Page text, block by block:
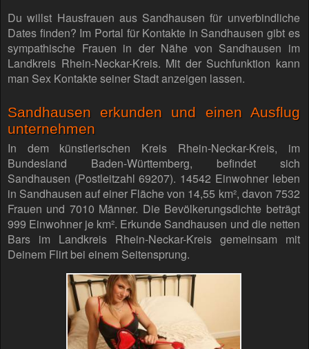
Du willst Hausfrauen aus Sandhausen für unverbindliche
Dates finden? Im Portal für Kontakte in Sandhausen gibt es
sympathische Frauen in der Nähe von Sandhausen im
Landkreis Rhein-Neckar-Kreis. Mit der Suchfunktion kann
man Sex Kontakte seiner Stadt anzeigen lassen.
Sandhausen erkunden und einen Ausflug
unternehmen
In dem künstlerischen Kreis Rhein-Neckar-Kreis, im
Bundesland Baden-Württemberg, befindet sich
Sandhausen (Postleitzahl 69207). 14542 Einwohner leben
in Sandhausen auf einer Fläche von 14,55 km², davon 7532
Frauen und 7010 Männer. Die Bevölkerungsdichte beträgt
999 Einwohner je km². Erkunde Sandhausen und die netten
Bars im Landkreis Rhein-Neckar-Kreis gemeinsam mit
Deinem Flirt bei einem Seitensprung.